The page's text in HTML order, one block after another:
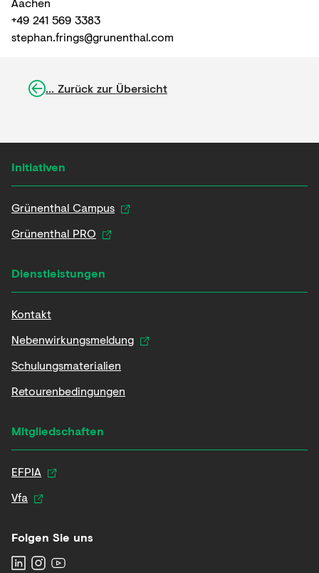
+49 241 569 3383
stephan.frings@grunenthal.com
... Zurück zur Übersicht
Initiativen
Grünenthal Campus
Grünenthal PRO
Dienstleistungen
Kontakt
Nebenwirkungsmeldung
Schulungsmaterialien
Retourenbedingungen
Mitgliedschaften
EFPIA
Vfa
Folgen Sie uns